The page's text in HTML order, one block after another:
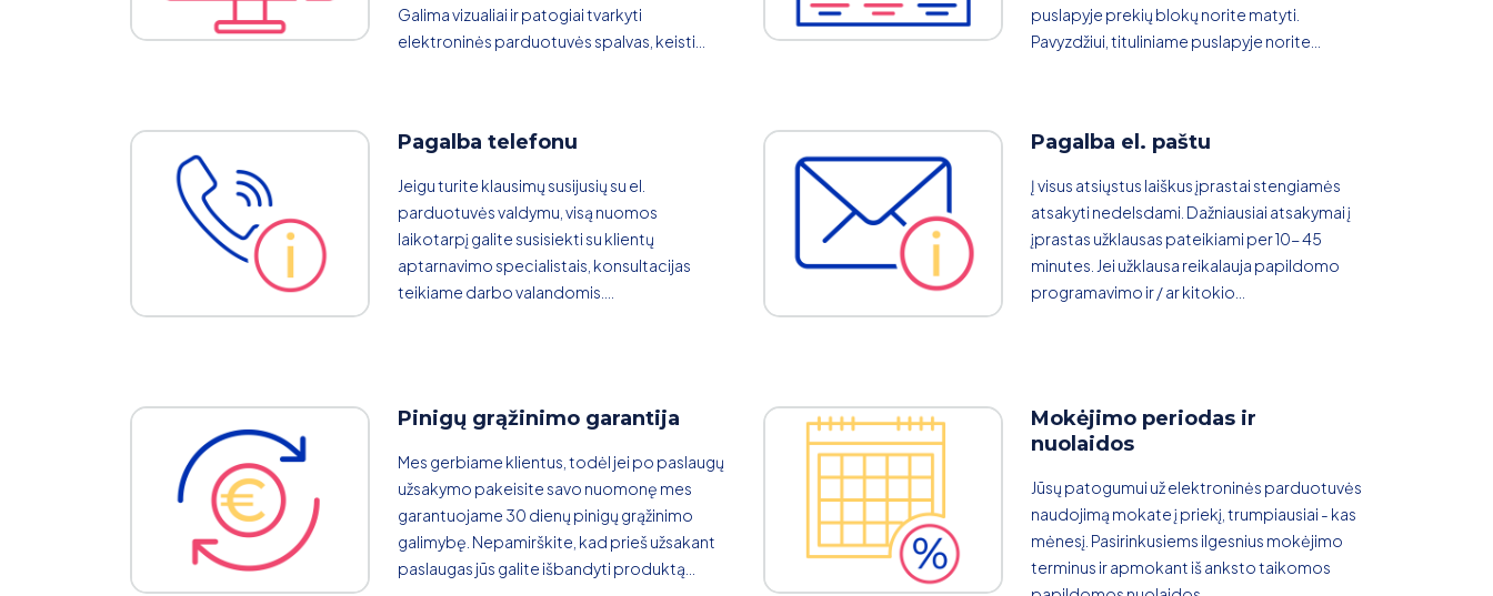
Galima vizualiai ir patogiai tvarkyti
elektroninės parduotuvės spalvas, keisti...
puslapyje prekių blokų norite matyti.
Pavyzdžiui, tituliniame puslapyje norite...
Pagalba telefonu
Jeigu turite klausimų susijusių su el.
parduotuvės valdymu, visą nuomos
laikotarpį galite susisiekti su klientų
aptarnavimo specialistais, konsultacijas
teikiame darbo valandomis....
Pagalba el. paštu
Į visus atsiųstus laiškus įprastai stengiamės
atsakyti nedelsdami. Dažniausiai atsakymai į
įprastas užklausas pateikiami per 10- 45
minutes. Jei užklausa reikalauja papildomo
programavimo ir / ar kitokio...
Pinigų grąžinimo garantija
Mes gerbiame klientus, todėl jei po paslaugų
užsakymo pakeisite savo nuomonę mes
garantuojame 30 dienų pinigų grąžinimo
galimybę. Nepamirškite, kad prieš užsakant
paslaugas jūs galite išbandyti produktą...
Mokėjimo periodas ir
nuolaidos
Jūsų patogumui už elektroninės parduotuvės
naudojimą mokate į priekį, trumpiausiai - kas
mėnesį. Pasirinkusiems ilgesnius mokėjimo
terminus ir apmokant iš anksto taikomos